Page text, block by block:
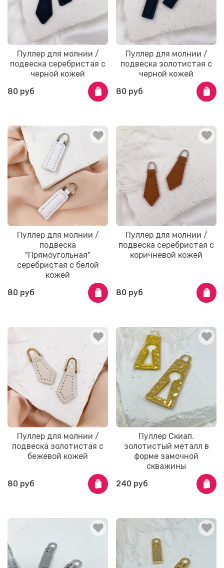
Пуллер для молнии /
подвеска серебристая с
черной кожей
80 руб
Пуллер для молнии /
подвеска золотистая с
черной кожей
80 руб
Пуллер для молнии /
подвеска
"Прямоугольная"
серебристая с белой
кожей
80 руб
Пуллер для молнии /
подвеска серебристая с
коричневой кожей
80 руб
Пуллер для молнии /
подвеска золотистая с
бежевой кожей
80 руб
Пуллер Скиап.
золотистый металл в
форме замочной
скважины
240 руб